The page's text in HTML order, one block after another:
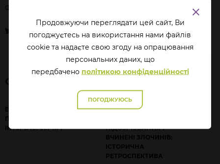
Фонду "Відродження".
ЕМОЦІЙНИЙ ІНТЕЛЕКТ В
ПРОЦЕСУАЛЬНОМУ
ІНТЕРВ'Ю. СЕРІЯ 1
ІНТЕРВ'ЮВАННЯ
ПІДОЗРЮВАНИХ У
ВЧИНЕНІ ЗЛОЧИНІВ:
ІСТОРИЧНА
РЕТРОСПЕКТИВА
Продовжуючи переглядати цей сайт, Ви
погоджуєтесь на використання нами файлів
cookie та надаєте свою згоду на опрацювання
перcональних даних, що
передбачено політикою конфіденційності
ПОГОДЖУЮСЬ